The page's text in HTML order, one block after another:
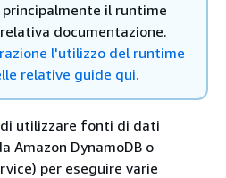
il runtime
relativa documentazione.
l'utilizzo del runtime
relative guide qui.
di utilizzare fonti di dati
Amazon DynamoDB o
per eseguire varie